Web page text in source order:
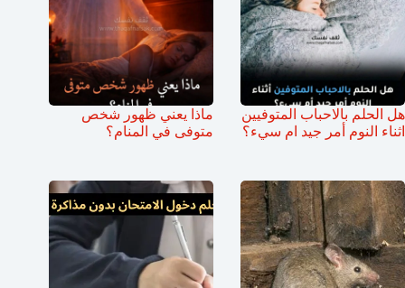
هل الحلم بالاحباب المتوفيين
اثناء النوم أمر جيد ام سيء؟
ماذا يعني ظهور شخص
متوفى في المنام؟